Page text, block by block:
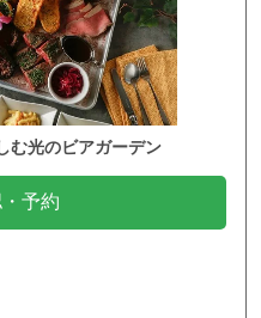
む光のビアガーデン
予約